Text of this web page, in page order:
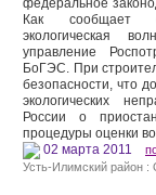
федеральное
Как сообщает
экологическая
управление
БоГЭС. При
безопасности, что
экологических
России о
процедуры оценки
02 марта 2011
Усть-Илимский район :